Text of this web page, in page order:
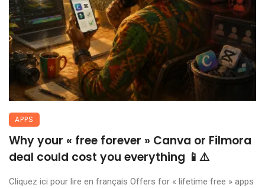
APPS
Why your « free forever » Canva or Filmora
deal could cost you everything 📱⚠️
Cliquez ici pour lire en français Offers for « lifetime free » apps